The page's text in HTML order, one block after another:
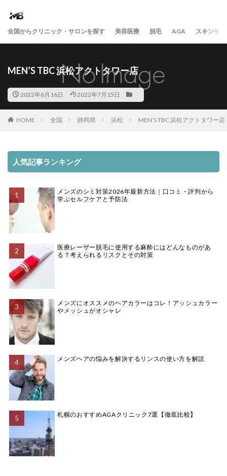
全国からクリニック・サロンを探す 美容医療 脱毛 AGA スキンケア
MEN’S TBC 浜松アクトタワー店
2022年6月16日 2022年7月15日
HOME 全国 静岡県 浜松 MEN’S TBC 浜松アクトタワー店
人気記事ランキング
メンズのシミ対策2026年最新方法｜口コミ・評判から
学ぶセルフケアと予防法
医療レーザー脱毛に使用する麻酔にはどんなものがあ
る？考えられるリスクとその対策
メンズにオススメのヘアカラーはコレ！アッシュカラー
やメッシュがオシャレ
メンズヘアの悩みを解決するリンスの使い方を解説
札幌のおすすめAGAクリニック7選【徹底比較】